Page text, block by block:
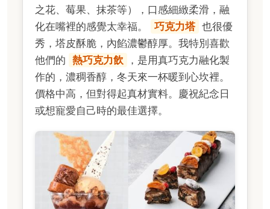
之花、莓果、抹茶等），口感細緻柔滑，融
化在嘴裡的感覺太幸福。
巧克力塔 也很優
秀，塔皮酥脆，內餡濃鬱醇厚。我特別喜歡
他們的 熱巧克力飲
，是用真巧克力融化製
作的，濃稠香醇，冬天來一杯暖到心坎裡。
價格中高，但對得起真材實料。慶祝紀念日
或想寵愛自己時的最佳選擇。